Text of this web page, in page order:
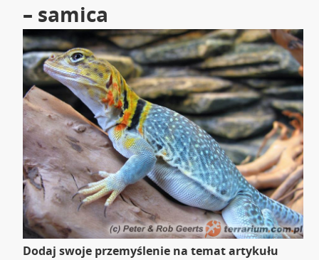
– samica
Dodaj swoje przemyślenie na temat artykułu